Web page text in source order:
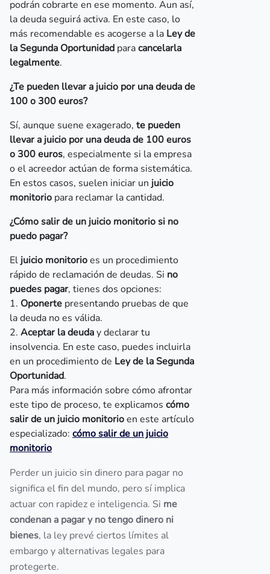
podrán cobrarte en ese momento. Aun así,
la deuda seguirá activa. En este caso, lo
más recomendable es acogerse a la Ley de
la Segunda Oportunidad paracancelarla
legalmente.
¿Te pueden llevar a juicio por una deuda de
100 o 300 euros?
Sí, aunque suene exagerado, te pueden
llevar a juicio por una deuda de 100 euros
o 300 euros, especialmente si la empresa
o el acreedor actúan de forma sistemática.
En estos casos, suelen iniciar un juicio
monitorio para reclamar la cantidad.
¿Cómo salir de un juicio monitorio si no
puedo pagar?
El juicio monitorioes un procedimiento
rápido de reclamación de deudas. Si no
puedes pagar, tienes dos opciones:
1. Oponerte presentando pruebas de que
la deuda no es válida.
2. Aceptar la deuday declarar tu
insolvencia. En este caso, puedes incluirla
en un procedimiento de Ley de la Segunda
Oportunidad.
Para más información sobre cómo afrontar
este tipo de proceso, te explicamos cómo
salir de un juicio monitorioen este artículo
especializado: cómo salir de un juicio
monitorio
Perder un juicio sin dinero para pagar no
significa el fin del mundo, pero sí implica
actuar con rapidez e inteligencia. Si me
condenan a pagar y no tengo dinero ni
bienes, la ley prevé ciertos límites al
embargo y alternativas legales para
protegerte.